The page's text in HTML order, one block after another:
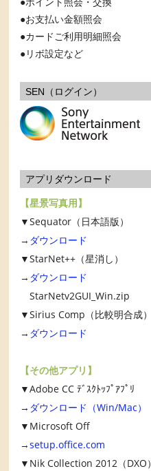
お支払い金額照会
カードご利用明細照会
リボ設定など
SEN（ログイン）
アプリダウンロード
【星景写真用】
▼Sequator（日本語版）
→ ダウンロード
▼StarNet++（星消し）
→ ダウンロード
StarNetv2GUI_Win.zip
▼Sirius Comp（比較明合成）
→ ダウンロード
【その他アプリ】
▼Adobe CC ﾃﾞｽｸﾄｯﾌﾟｱﾌﾟﾘ
→ ダウンロード（Win/Mac）
▼Microsoft Off
→setup.office.com
▼Nik Collection 2012（DXO）